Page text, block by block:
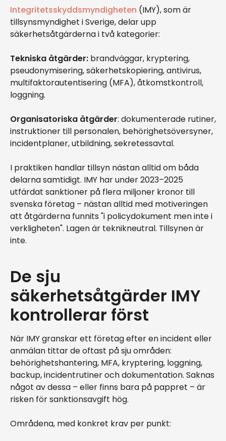
Integritetsskyddsmyndigheten (IMY), som är
tillsynsmyndighet i Sverige, delar upp
säkerhetsåtgärderna i två kategorier:
Tekniska åtgärder: brandväggar, kryptering,
pseudonymisering, säkerhetskopiering, antivirus,
multifaktorautentisering (MFA), åtkomstkontroll,
loggning.
Organisatoriska åtgärder: dokumenterade rutiner,
instruktioner till personalen, behörighetsöversyner,
incidentplaner, utbildning, sekretessavtal.
I praktiken handlar tillsyn nästan alltid om båda
delarna samtidigt. IMY har under 2023–2025
utfärdat sanktioner på flera miljoner kronor till
svenska företag – nästan alltid med motiveringen
att åtgärderna funnits "i policydokument men inte i
verkligheten". Lagen är teknikneutral. Tillsynen är
inte.
De sju
säkerhetsåtgärder IMY
kontrollerar först
När IMY granskar ett företag efter en incident eller
anmälan tittar de oftast på sju områden:
behörighetshantering, MFA, kryptering, loggning,
backup, incidentrutiner och dokumentation. Saknas
något av dessa – eller finns bara på pappret – är
risken för sanktionsavgift hög.
Områdena, med konkret krav per punkt: